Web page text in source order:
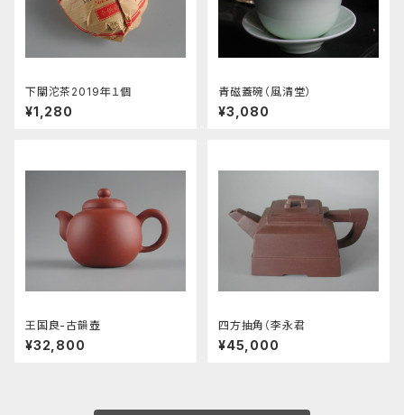
下關沱茶2019年１個
¥1,280
青磁蓋碗（風清堂）
¥3,080
王国良-古韻壺
¥32,800
四方抽角（李永君
¥45,000